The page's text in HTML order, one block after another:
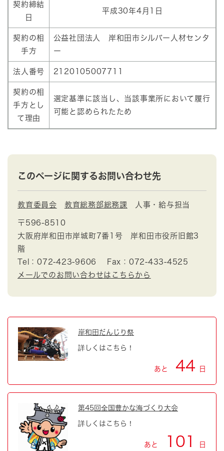
契約締結
日
平成30年4月1日
契約の相
手方
公益社団法人 岸和田市シルバー人材センタ
ー
法人番号 2120105007711
契約の相
手方とし
て理由
選定基準に該当し、当該事業所において履行
可能と認められたため
このページに関するお問い合わせ先
教育委員会 教育総務部総務課 人事・給与担当
〒596-8510
大阪府岸和田市岸城町7番1号 岸和田市役所旧館3
階
Tel：072-423-9606
Fax：072-433-4525
メールでのお問い合わせはこちらから
岸和田だんじり祭
詳しくはこちら！
あと 44 日
第45回全国豊かな海づくり大会
詳しくはこちら！
あと 101 日